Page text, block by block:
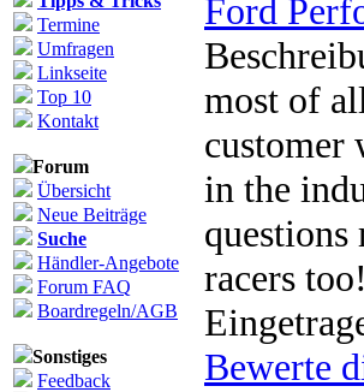
Termine
Umfragen
Linkseite
Top 10
Kontakt
Forum
Übersicht
Neue Beiträge
Suche
Händler-Angebote
Forum FAQ
Boardregeln/AGB
Sonstiges
Feedback
Ford
most of
customer
in the
racers
Bewerte